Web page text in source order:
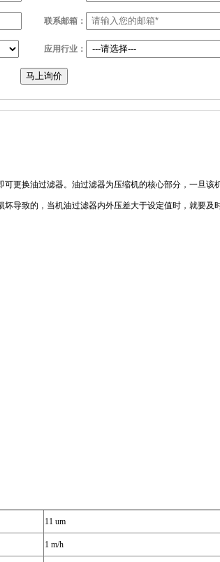
联系邮箱：
应用行业：
马上询价
更换油过滤器。油过滤器为压缩机的核心部分，一旦该
导致的，当机油过滤器内外压差大于设定值时，就要及
11 um
1 m/h